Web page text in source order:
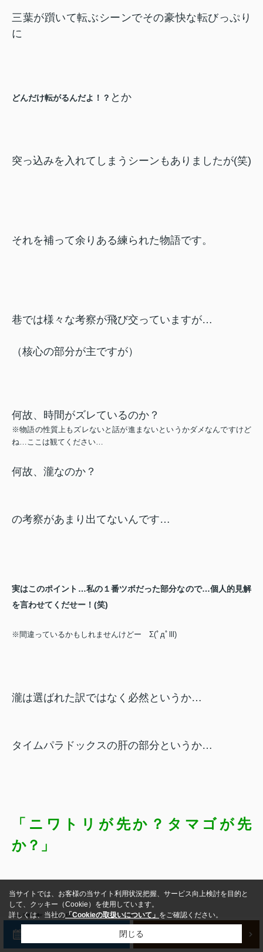
三葉が躓いて転ぶシーンでその豪快な転びっぷり
に
どんだけ転がるんだよ！？ とか
突っ込みを入れてしまうシーンもありましたが(笑)
それを補って余りある練られた物語です。
巷では様々な考察が飛び交っていますが…
（核心の部分が主ですが）
何故、時間がズレているのか？
※物語の性質上もズレないと話が進まないというかダメなんですけど
ね…ここは観てください…
何故、瀧なのか？
の考察があまり出てないんです…
実はこのポイント…私の１番ツボだった部分なので…個人的見解
を言わせてくだせー！(笑)
※間違っているかもしれませんけどー Σ(ﾟдﾟlll)
瀧は選ばれた訳ではなく必然というか…
タイムパラドックスの肝の部分というか…
「ニワトリが先か？タマゴが先
か？」
の要素だと思うんですよね。
当サイトでは、お客様の当サイト利用状況把握、サービス向上検討を目的と
して、クッキー（Cookie）を使用しています。
詳しくは、当社の「Cookieの取扱いについて」 をご確認ください。
閉じる